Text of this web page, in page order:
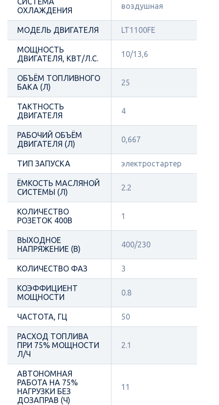
ОХЛАЖДЕНИЯ
воздушная
МОДЕЛЬ ДВИГАТЕЛЯ LT1100FE
МОЩНОСТЬ
ДВИГАТЕЛЯ, КВТ/Л.С.
10/13,6
ОБЪЁМ ТОПЛИВНОГО
БАКА (Л)
25
ТАКТНОСТЬ
ДВИГАТЕЛЯ
4
РАБОЧИЙ ОБЪЁМ
ДВИГАТЕЛЯ (Л)
0,667
ТИП ЗАПУСКА электростартер
ЁМКОСТЬ МАСЛЯНОЙ
СИСТЕМЫ (Л)
2.2
КОЛИЧЕСТВО
РОЗЕТОК 400В
1
ВЫХОДНОЕ
НАПРЯЖЕНИЕ (В)
400/230
КОЛИЧЕСТВО ФАЗ 3
КОЭФФИЦИЕНТ
МОЩНОСТИ
0.8
ЧАСТОТА, ГЦ 50
РАСХОД ТОПЛИВА
ПРИ 75% МОЩНОСТИ
Л/Ч
2.1
АВТОНОМНАЯ
РАБОТА НА 75%
НАГРУЗКИ БЕЗ
ДОЗАПРАВ (Ч)
11